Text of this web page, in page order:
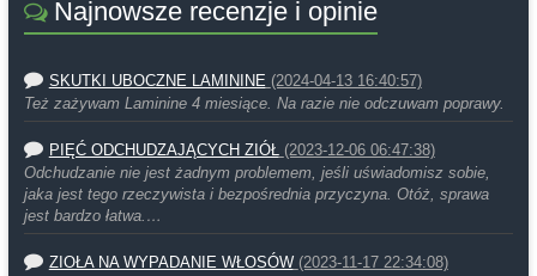
Najnowsze recenzje i opinie
SKUTKI UBOCZNE LAMININE (2024-04-13 16:40:57)
Też zażywam Laminine 4 miesiące. Na razie nie odczuwam poprawy.
PIĘĆ ODCHUDZAJĄCYCH ZIÓŁ (2023-12-06 06:47:38)
Odchudzanie nie jest żadnym problemem, jeśli uświadomisz sobie,
jaka jest tego rzeczywista i bezpośrednia przyczyna. Otóż, sprawa
jest bardzo łatwa.…
ZIOŁA NA WYPADANIE WŁOSÓW (2023-11-17 22:34:08)